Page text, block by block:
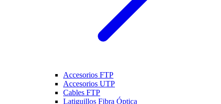
Accesorios FTP
Accesorios UTP
Cables FTP
Latiguillos Fibra Óptica